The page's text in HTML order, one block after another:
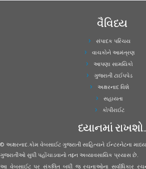
વૈવિધ્ય
સંપાદક પરિચય
વાચકોને આમંત્રણ
આપણા સામયિકો
ગુજરાતી ટાઈપપેડ
અક્ષરનાદ વિશે
સહાયતા
કોપીરાઈટ
ધ્યાનમાં રાખશો..
© અક્ષરનાદ.કોમ વેબસાઈટ ગુજરાતી સાહિત્યને ઈન્ટરનેટના
ગુજરાતીઓ સુધી પહોંચાડવાનો તદ્દન અવ્યાવસાયિક પ્રયાસ છે.
આ વેબસાઈટ પર સંકલિત બધી જ રચનાઓના સર્વાધિકાર